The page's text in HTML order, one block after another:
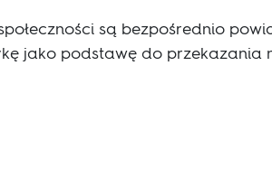
są bezpośrednio
jako podstawę do przekazania